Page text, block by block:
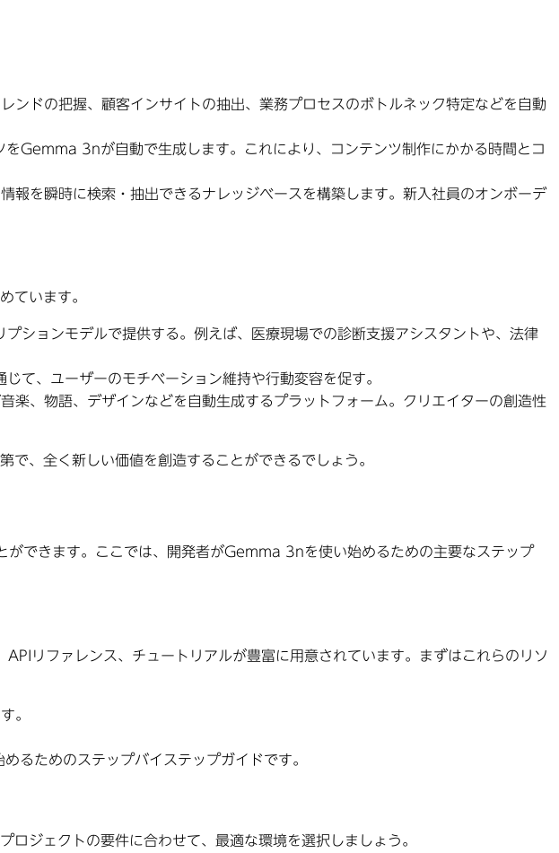
ドの把握、顧客インサイトの抽出、業務プロセスのボトルネック特定などを自動
Gemma 3nが自動で生成します。これにより、コンテンツ制作にかかる時間とコ
を瞬時に検索・抽出できるナレッジベースを構築します。新入社員のオンボーデ
ています。
ションモデルで提供する。例えば、医療現場での診断支援アシスタントや、法律
て、ユーザーのモチベーション維持や行動変容を促す。
楽、物語、デザインなどを自動生成するプラットフォーム。クリエイターの創造性
、全く新しい価値を創造することができるでしょう。
できます。ここでは、開発者がGemma 3nを使い始めるための主要なステップ
ファレンス、チュートリアルが豊富に用意されています。まずはこれらのリソ
。
るためのステップバイステップガイドです。
ジェクトの要件に合わせて、最適な環境を選択しましょう。